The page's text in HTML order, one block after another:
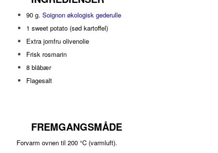
90 g. Soignon økologisk gederulle
1 sweet potato (sød kartoffel)
Extra jomfru olivenolie
Frisk rosmarin
8 blåbær
Flagesalt
FREMGANGSMÅDE
Forvarm ovnen til 200 °C (varmluft).